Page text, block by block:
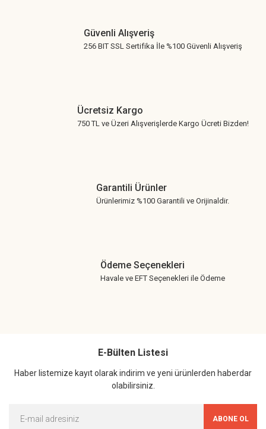
Güvenli Alışveriş
256 BIT SSL Sertifika İle %100 Güvenli Alışveriş
Ücretsiz Kargo
750 TL ve Üzeri Alışverişlerde Kargo Ücreti Bizden!
Garantili Ürünler
Ürünlerimiz %100 Garantili ve Orijinaldir.
Ödeme Seçenekleri
Havale ve EFT Seçenekleri ile Ödeme
E-Bülten Listesi
Haber listemize kayıt olarak indirim ve yeni ürünlerden haberdar
olabilirsiniz.
ABONE OL